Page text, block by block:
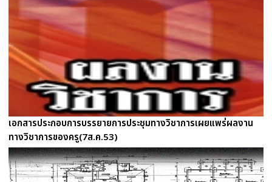
เอกสารประกอบการบรรยายการประชุมทางวิชาการเผยแพร่ผลงาน
ทางวิชาการของครู(7ส.ค.53)